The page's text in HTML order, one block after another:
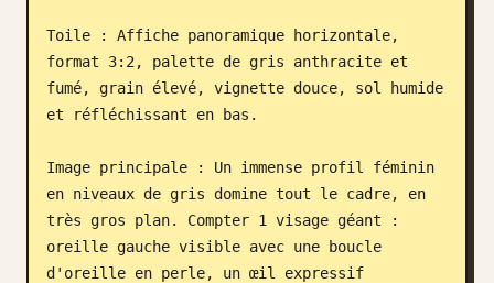
Toile : Affiche panoramique horizontale,
format 3:2, palette de gris anthracite et
fumé, grain élevé, vignette douce, sol humide
et réfléchissant en bas.
Image principale : Un immense profil féminin
en niveaux de gris domine tout le cadre, en
très gros plan. Compter 1 visage géant :
oreille gauche visible avec une boucle
d'oreille en perle, un œil expressif